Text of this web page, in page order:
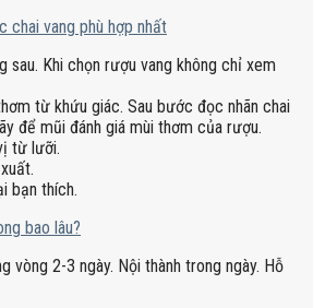
chai vang phù hợp nhất
sau. Khi chọn rượu vang không chỉ xem
từ khứu giác. Sau bước đọc nhãn chai
để mũi đánh giá mùi thơm của rượu.
từ lưỡi.
bạn thích.
bao lâu?
vòng 2-3 ngày. Nội thành trong ngày. Hỗ